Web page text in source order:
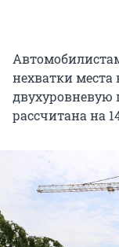
нехватки места
двухуровневую
рассчитана на